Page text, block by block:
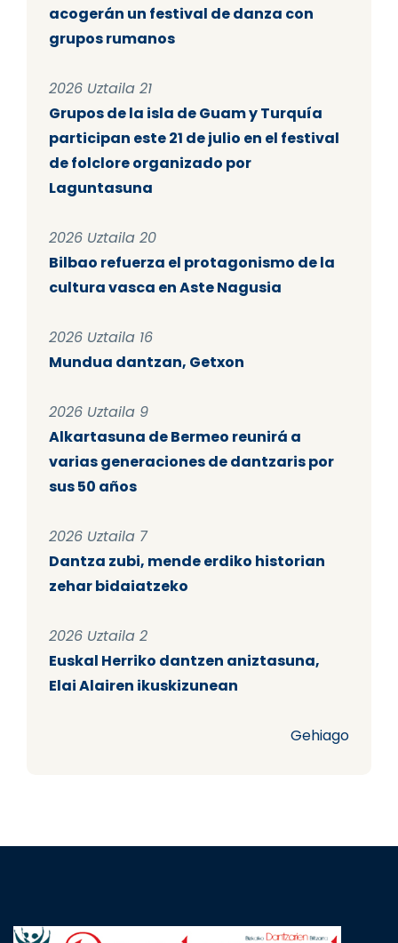
acogerán un festival de danza con
grupos rumanos
2026 Uztaila 21
Grupos de la isla de Guam y Turquía
participan este 21 de julio en el festival
de folclore organizado por
Laguntasuna
2026 Uztaila 20
Bilbao refuerza el protagonismo de la
cultura vasca en Aste Nagusia
2026 Uztaila 16
Mundua dantzan, Getxon
2026 Uztaila 9
Alkartasuna de Bermeo reunirá a
varias generaciones de dantzaris por
sus 50 años
2026 Uztaila 7
Dantza zubi, mende erdiko historian
zehar bidaiatzeko
2026 Uztaila 2
Euskal Herriko dantzen aniztasuna,
Elai Alairen ikuskizunean
Gehiago